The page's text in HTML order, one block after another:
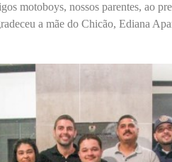
motoboys, nossos parentes, ao
a mãe do Chicão, Ediana